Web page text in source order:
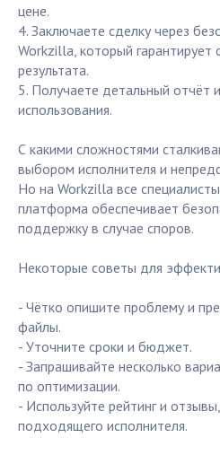
цене.
4. Заключаете сделку через
Workzilla, который гарантирует
результата.
5. Получаете детальный отчёт
использования.
С какими сложностями
выбором исполнителя и
Но на Workzilla все
платформа обеспечивает
поддержку в случае споров.
Некоторые советы для
- Чётко опишите проблему и
файлы.
- Уточните сроки и бюджет.
- Запрашивайте несколько
по оптимизации.
- Используйте рейтинг и
подходящего исполнителя.